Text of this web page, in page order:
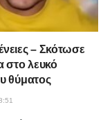
– Σκότωσε
στο λευκό
θύματος